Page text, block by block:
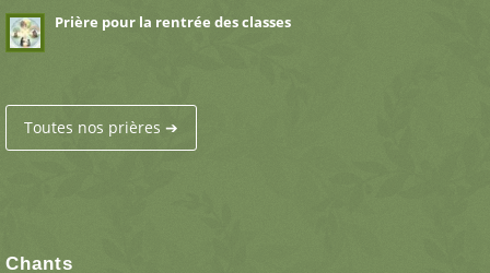
Prière pour la rentrée des classes
Toutes nos prières ➔
Chants